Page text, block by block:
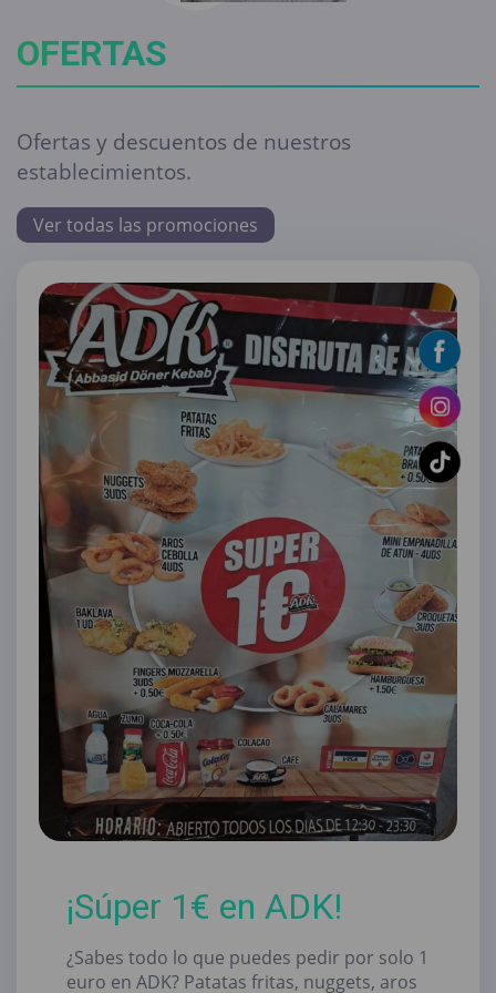
OFERTAS
Ofertas y descuentos de nuestros
establecimientos.
Ver todas las promociones
¡Súper 1€ en ADK!
¿Sabes todo lo que puedes pedir por solo 1
euro en ADK? Patatas fritas, nuggets, aros